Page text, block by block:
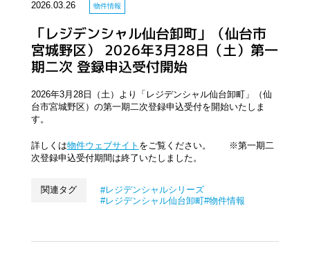
2026.03.26 物件情報
「レジデンシャル仙台卸町」（仙台市
宮城野区） 2026年3月28日（土）第一
期二次 登録申込受付開始
2026年3月28日（土）より「レジデンシャル仙台卸町」（仙
台市宮城野区）の第一期二次登録申込受付を開始いたしま
す。
詳しくは物件ウェブサイト をご覧ください。 ※第一期二
次登録申込受付期間は終了いたしました。
関連タグ
レジデンシャルシリーズ
レジデンシャル仙台卸町 物件情報